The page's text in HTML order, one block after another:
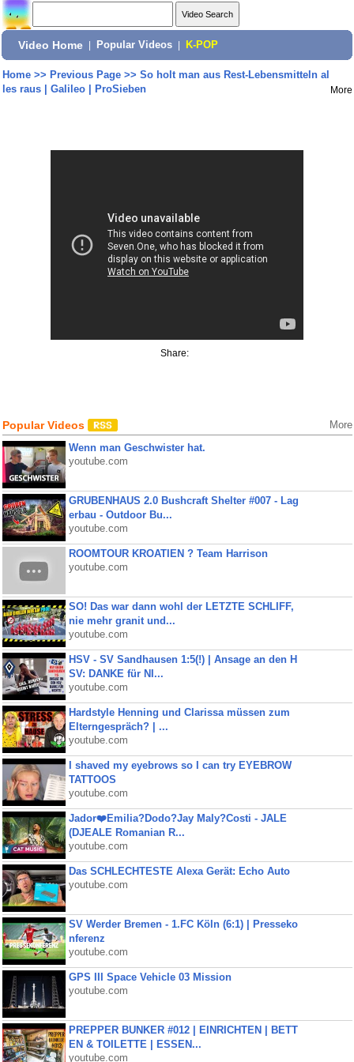
Video Home Popular Videos K-POP
Home>> Previous Page>> So holt man aus Rest-Lebensmitteln al
les raus | Galileo | ProSieben
More
Share:
Popular Videos More
Wenn man Geschwister hat.
youtube.com
GRUBENHAUS 2.0 Bushcraft Shelter #007 - Lag
erbau - Outdoor Bu...
youtube.com
ROOMTOUR KROATIEN ? Team Harrison
youtube.com
SO! Das war dann wohl der LETZTE SCHLIFF,
nie mehr granit und...
youtube.com
HSV - SV Sandhausen 1:5(!) | Ansage an den H
SV: DANKE für NI...
youtube.com
Hardstyle Henning und Clarissa müssen zum
Elterngespräch? | ...
youtube.com
I shaved my eyebrows so I can try EYEBROW
TATTOOS
youtube.com
Jador❤️Emilia?Dodo?Jay Maly?Costi - JALE
(DJEALE Romanian R...
youtube.com
Das SCHLECHTESTE Alexa Gerät: Echo Auto
youtube.com
SV Werder Bremen - 1.FC Köln (6:1) | Presseko
nferenz
youtube.com
GPS III Space Vehicle 03 Mission
youtube.com
PREPPER BUNKER #012 | EINRICHTEN | BETT
EN & TOILETTE | ESSEN...
youtube.com